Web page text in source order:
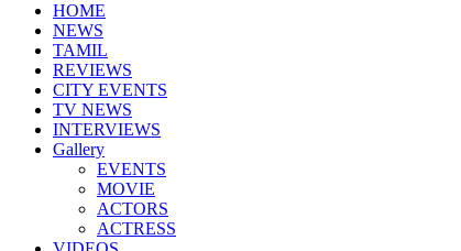
HOME
NEWS
TAMIL
REVIEWS
CITY EVENTS
TV NEWS
INTERVIEWS
Gallery
EVENTS
MOVIE
ACTORS
ACTRESS